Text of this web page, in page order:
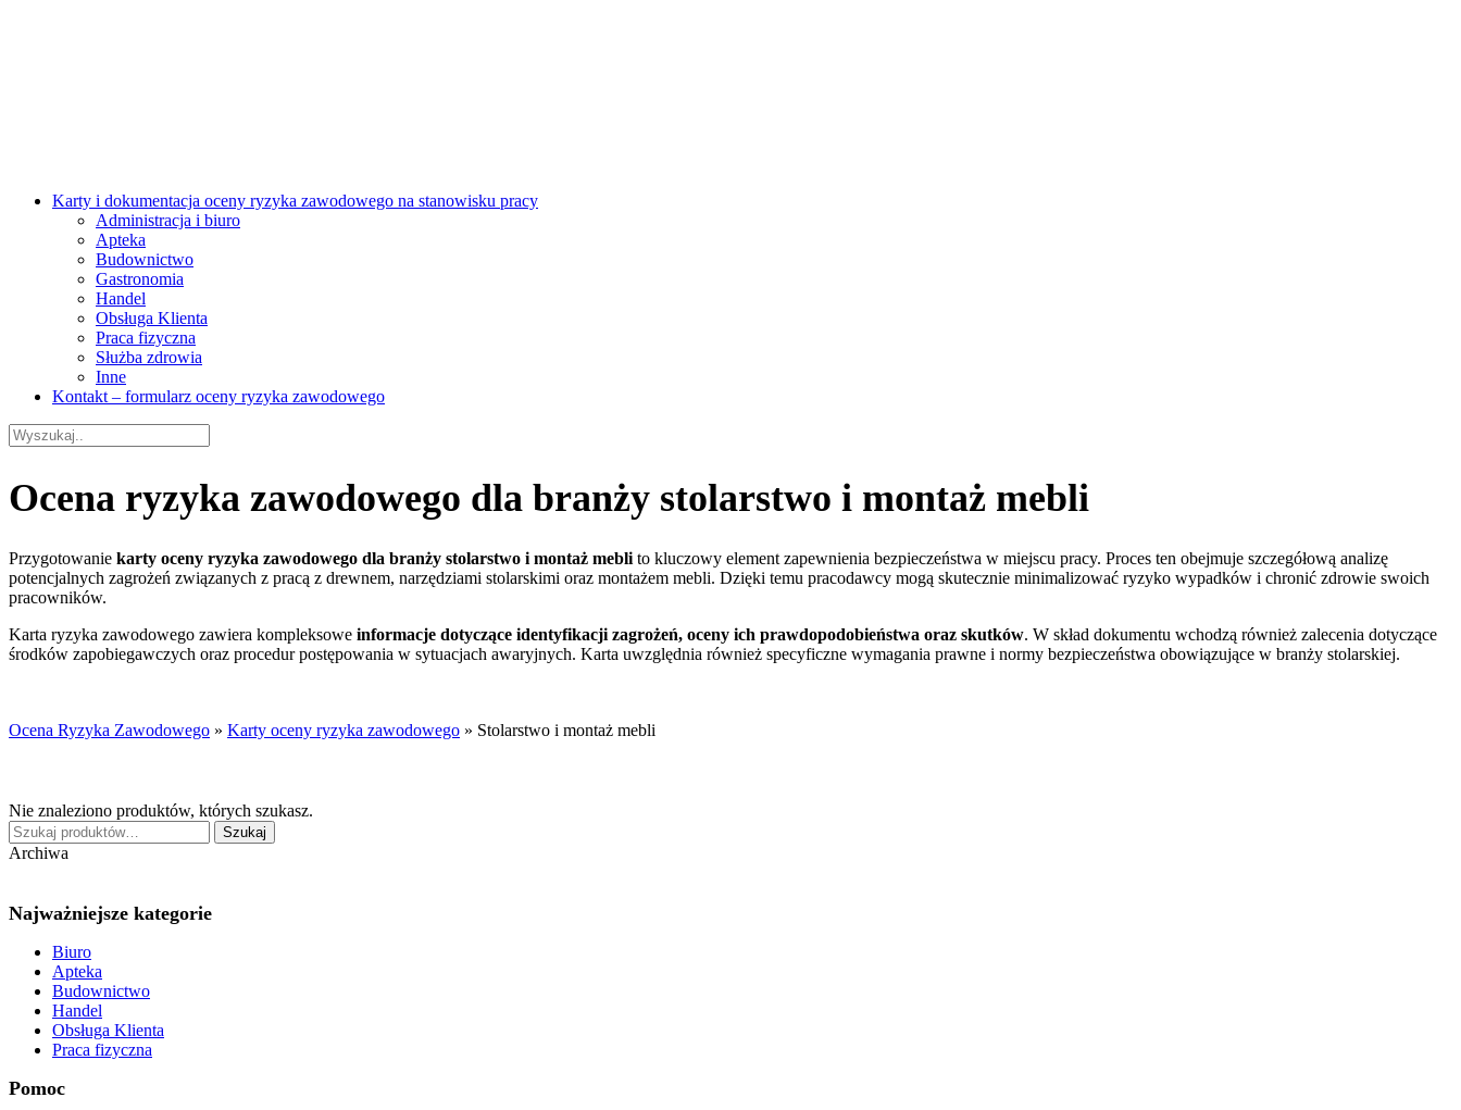
Karty i dokumentacja oceny ryzyka zawodowego na stanowisku pracy
Administracja i biuro
Apteka
Budownictwo
Gastronomia
Handel
Obsługa Klienta
Praca fizyczna
Służba zdrowia
Inne
Kontakt – formularz oceny ryzyka zawodowego
Ocena ryzyka zawodowego dla branży stolarstwo i montaż mebli
Przygotowanie karty oceny ryzyka zawodowego dla branży stolarstwo i montaż mebli to kluczowy element zapewnienia bezpieczeństwa w miejscu pracy. Proces ten obejmuje szczegółową analizę
potencjalnych zagrożeń związanych z pracą z drewnem, narzędziami stolarskimi oraz montażem mebli. Dzięki temu pracodawcy mogą skutecznie minimalizować ryzyko wypadków i chronić zdrowie swoich
pracowników.
Karta ryzyka zawodowego zawiera kompleksowe informacje dotyczące identyfikacji zagrożeń, oceny ich prawdopodobieństwa oraz skutków. W skład dokumentu wchodzą również zalecenia dotyczące
środków zapobiegawczych oraz procedur postępowania w sytuacjach awaryjnych. Karta uwzględnia również specyficzne wymagania prawne i normy bezpieczeństwa obowiązujące w branży stolarskiej.
Ocena Ryzyka Zawodowego » Karty oceny ryzyka zawodowego » Stolarstwo i montaż mebli
Nie znaleziono produktów, których szukasz.
Szukaj:
Szukaj
Archiwa
Najważniejsze kategorie
Biuro
Apteka
Budownictwo
Handel
Obsługa Klienta
Praca fizyczna
Pomoc